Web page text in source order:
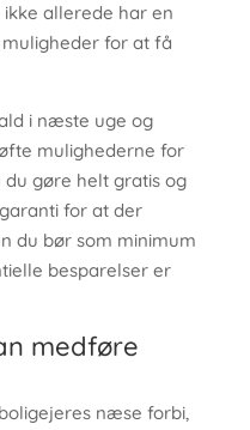
ikke allerede har en
for at få
i næste uge og
mulighederne for
gøre helt gratis og
for at der
du bør som minimum
besparelser er
medføre
næse forbi,